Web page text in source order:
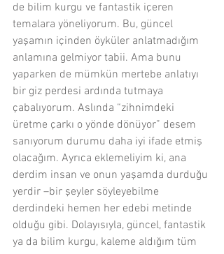
de bilim kurgu ve fantastik içeren
temalara yöneliyorum. Bu, güncel
yaşamın içinden öyküler anlatmadığım
anlamına gelmiyor tabii. Ama bunu
yaparken de mümkün mertebe anlatıyı
bir giz perdesi ardında tutmaya
çabalıyorum. Aslında “zihnimdeki
üretme çarkı o yönde dönüyor” desem
sanıyorum durumu daha iyi ifade etmiş
olacağım. Ayrıca eklemeliyim ki, ana
derdim insan ve onun yaşamda durduğu
yerdir –bir şeyler söyleyebilme
derdindeki hemen her edebi metinde
olduğu gibi. Dolayısıyla, güncel, fantastik
ya da bilim kurgu, kaleme aldığım tüm